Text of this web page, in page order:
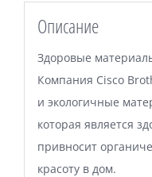
Описание
Здоровые
Компания Cisco
и экологичные
которая является
привносит
красоту в дом.